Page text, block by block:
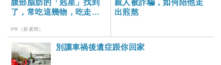
腹部脂肪的「剋星」找到
了，常吃這幾物，吃走大
PR（新素簡）
親人被詐騙，如何陪他走
出煎熬
別讓車禍後遺症跟你回家